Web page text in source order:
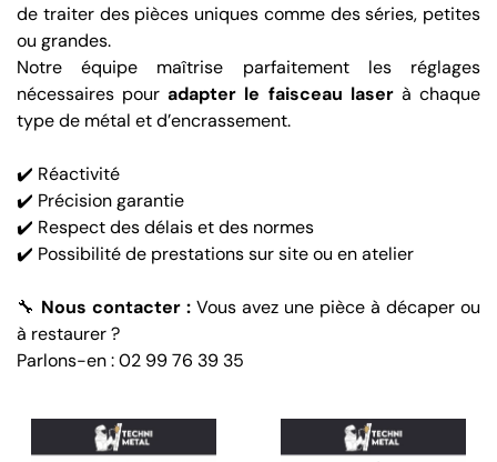
de traiter des pièces uniques comme des séries, petites
ou grandes.
Notre équipe maîtrise parfaitement les réglages
nécessaires pouradapter le faisceau laserà chaque
type de métal et d’encrassement.
✔️ Réactivité
✔️ Précision garantie
✔️ Respect des délais et des normes
✔️ Possibilité de prestations sur site ou en atelier
🔧 Nous contacter : Vous avez une pièce à décaper ou
à restaurer ?
Parlons-en :02 99 76 39 35